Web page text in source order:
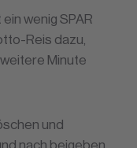
wenig SPAR
Reis dazu,
Minute
und
nach beigeben